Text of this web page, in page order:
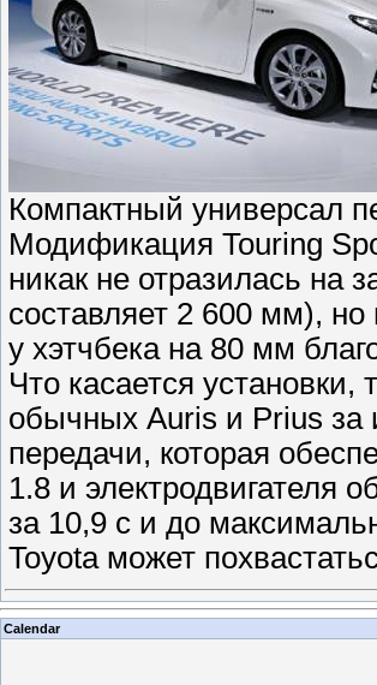
Компактный универсал
Модификация Touring
никак не отразилась на
составляет 2 600 мм),
у хэтчбека на 80 мм
Что касается установки,
обычных Auris и Prius за
передачи, которая
1.8 и электродвигателя
за 10,9 с и до
Toyota может
Calendar